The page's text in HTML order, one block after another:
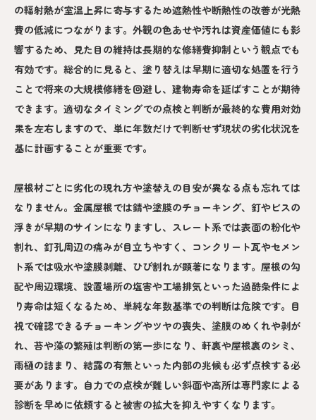
の輻射熱が室温上昇に寄与するため遮熱性や断熱性の改善が光熱
費の低減につながります。外観の色あせや汚れは資産価値にも影
響するため、見た目の維持は長期的な修繕費抑制という観点でも
有効です。総合的に見ると、塗り替えは早期に適切な処置を行う
ことで将来の大規模修繕を回避し、建物寿命を延ばすことが期待
できます。適切なタイミングでの点検と判断が最終的な費用対効
果を左右しますので、単に年数だけで判断せず現状の劣化状況を
基に計画することが重要です。
屋根材ごとに劣化の現れ方や塗替えの目安が異なる点も忘れては
なりません。金属屋根では錆や塗膜のチョーキング、釘やビスの
浮きが早期のサインになりますし、スレート系では表面の粉化や
割れ、釘孔周辺の痛みが目立ちやすく、コンクリート瓦やセメン
ト系では吸水や塗膜剥離、ひび割れが顕著になります。屋根の勾
配や周辺環境、設置場所の塩害や工場排気といった過酷条件によ
り寿命は短くなるため、単純な年数基準での判断は危険です。目
視で確認できるチョーキングやツヤの喪失、塗膜のめくれや剥が
れ、苔や藻の繁殖は判断の第一歩になり、軒裏や屋根裏のシミ、
雨樋の詰まり、結露の有無といった内部の兆候も必ず点検する必
要があります。自力での点検が難しい斜面や高所は専門家による
診断を早めに依頼すると被害の拡大を抑えやすくなります。